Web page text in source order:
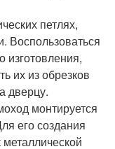
петлях,
Воспользоваться
их из обрезков
дверцу.
монтируется
его создания